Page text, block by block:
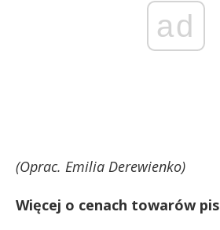
ad
(Oprac. Emilia Derewienko)
Więcej o cenach towarów